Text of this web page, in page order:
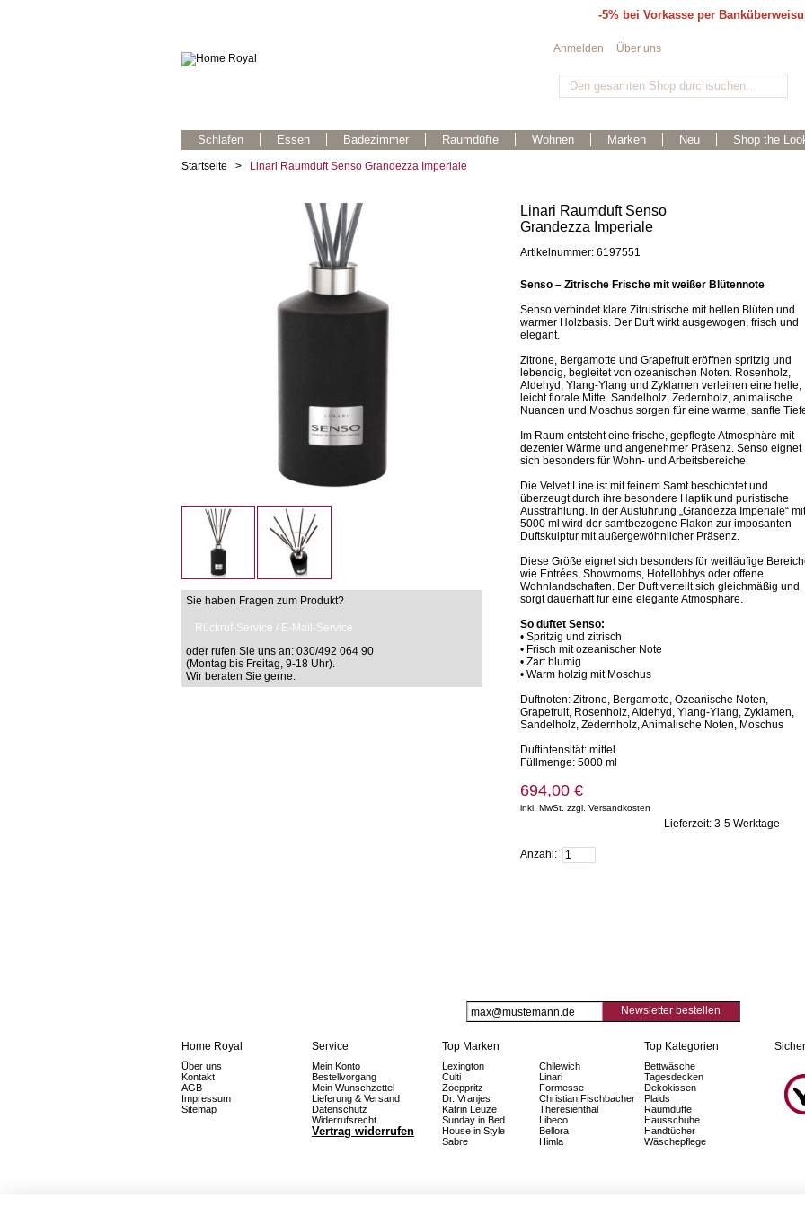
-5% bei Vorkasse per
Schlafen Essen Badezimmer Raumdüfte Wohnen Marken Neu Shop the
Anmelden Über uns
Startseite > Linari Raumduft Senso Grandezza Imperiale
Sie haben Fragen zum Produkt?
Rückruf-Service / E-Mail-Service
oder rufen Sie uns an: 030/492 064 90
(Montag bis Freitag, 9-18 Uhr).
Wir beraten Sie gerne.
Linari Raumduft Senso
Grandezza Imperiale
Artikelnummer: 6197551
Senso – Zitrische Frische mit weißer Blütennote
Senso verbindet klare Zitrusfrische mit hellen Blüten und
warmer Holzbasis. Der Duft wirkt ausgewogen, frisch und
elegant.
Zitrone, Bergamotte und Grapefruit eröffnen spritzig und
lebendig, begleitet von ozeanischen Noten. Rosenholz,
Aldehyd, Ylang-Ylang und Zyklamen verleihen eine helle,
leicht florale Mitte. Sandelholz, Zedernholz, animalische
Nuancen und Moschus sorgen für eine warme, sanfte
Im Raum entsteht eine frische, gepflegte Atmosphäre mit
dezenter Wärme und angenehmer Präsenz. Senso eignet
sich besonders für Wohn- und Arbeitsbereiche.
Die Velvet Line ist mit feinem Samt beschichtet und
überzeugt durch ihre besondere Haptik und puristische
Ausstrahlung. In der Ausführung „Grandezza Imperiale“ mit
5000 ml wird der samtbezogene Flakon zur imposanten
Duftskulptur mit außergewöhnlicher Präsenz.
Diese Größe eignet sich besonders für weitläufige
wie Entrées, Showrooms, Hotellobbys oder offene
Wohnlandschaften. Der Duft verteilt sich gleichmäßig und
sorgt dauerhaft für eine elegante Atmosphäre.
So duftet Senso:
• Spritzig und zitrisch
• Frisch mit ozeanischer Note
• Zart blumig
• Warm holzig mit Moschus
Duftnoten: Zitrone, Bergamotte, Ozeanische Noten,
Grapefruit, Rosenholz, Aldehyd, Ylang-Ylang, Zyklamen,
Sandelholz, Zedernholz, Animalische Noten, Moschus
Duftintensität: mittel
Füllmenge: 5000 ml
694,00 €
inkl. MwSt. zzgl. Versandkosten
Lieferzeit: 3-5 Werktage
Anzahl:
Newsletter bestellen
Home Royal
Über uns
Kontakt
AGB
Impressum
Sitemap
Service
Mein Konto
Bestellvorgang
Mein Wunschzettel
Lieferung & Versand
Datenschutz
Widerrufsrecht
Vertrag widerrufen
Top Marken
Lexington
Chilewich
Culti
Linari
Zoeppritz
Formesse
Dr. Vranjes
Christian Fischbacher
Katrin Leuze
Theresienthal
Sunday in Bed
Libeco
House in Style
Bellora
Sabre
Himla
Top Kategorien
Bettwäsche
Tagesdecken
Dekokissen
Plaids
Raumdüfte
Hausschuhe
Handtücher
Wäschepflege